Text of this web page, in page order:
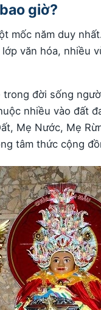
giờ?
mốc năm duy
văn hóa, nhiều
đời sống
nhiều vào đất
Mẹ Nước, Mẹ
tâm thức cộng